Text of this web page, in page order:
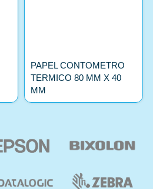
PAPEL CONTOMETRO
TERMICO 80 MM X 40
MM